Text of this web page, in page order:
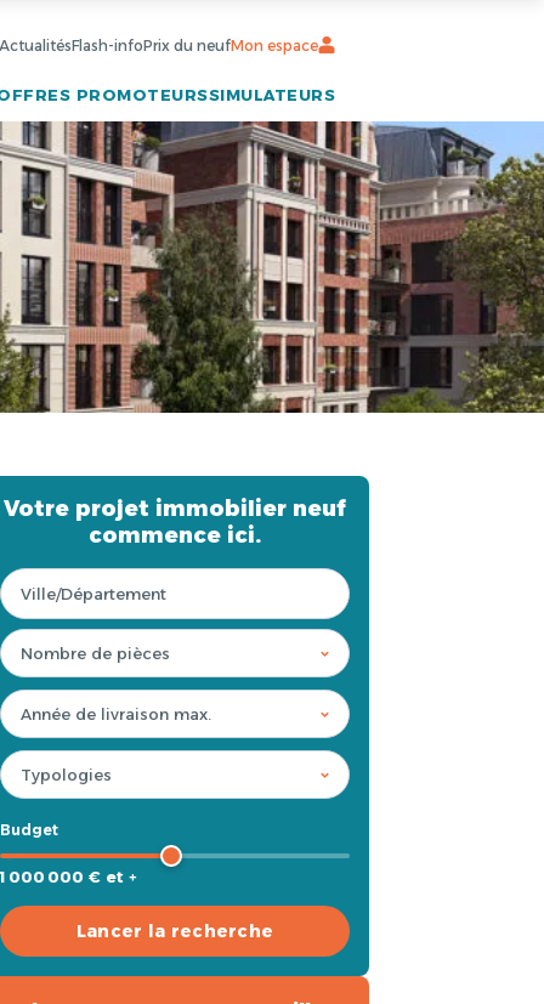
ActualitésFlash-infoPrix du neufMon espace
PROMOTEURSSIMULATEURS
Votre projet immobilier neuf
commence ici.
Budget
1 000 000 € et +
Lancer la recherche